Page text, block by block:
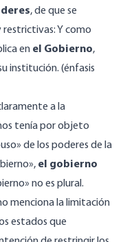
, de que se
restrictivas: Y como
en el Gobierno,
institución. (énfasis
a la
tenía por objeto
de los poderes de la
el gobierno
no es plural.
menciona la limitación
estados que